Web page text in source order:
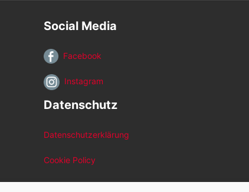
Social Media
Facebook
Instagram
Datenschutz
Datenschutzerklärung
Cookie Policy